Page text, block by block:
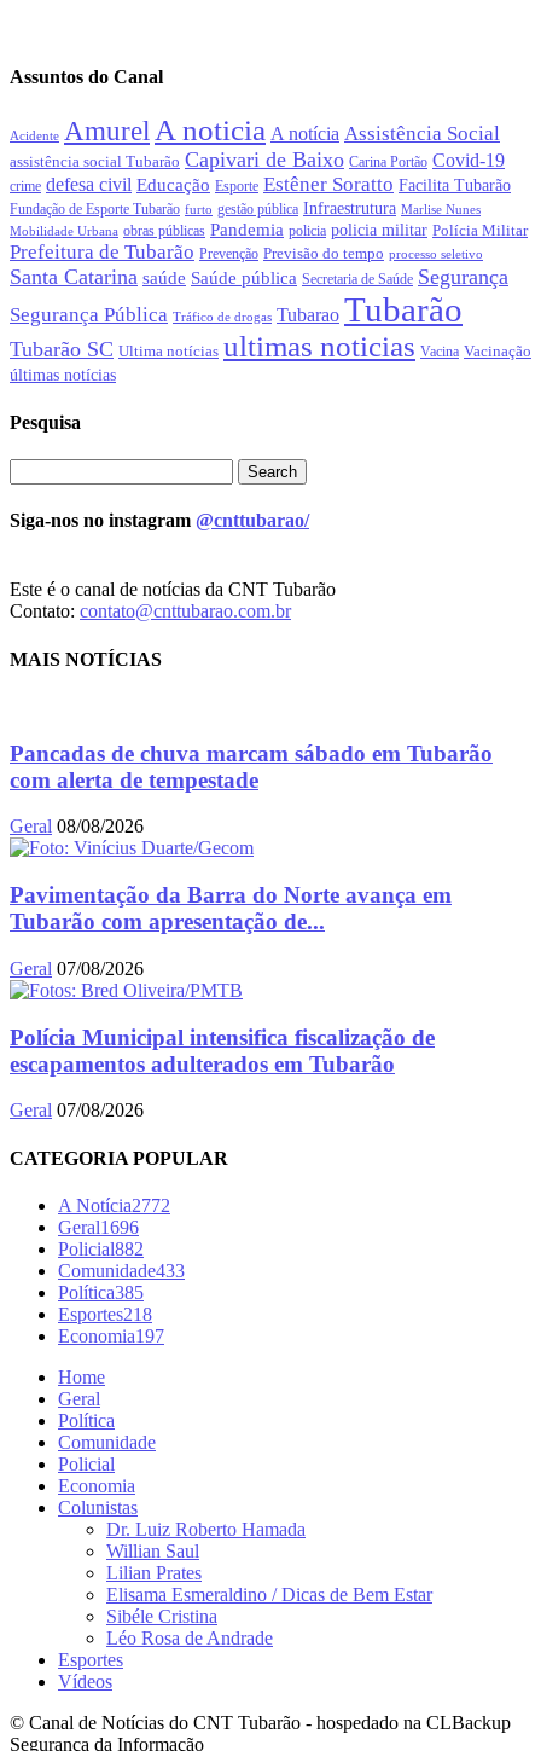
Assuntos do Canal
Acidente Amurel A noticia A notícia Assistência Social
assistência social Tubarão Capivari de Baixo Carina Portão Covid-19
crime defesa civil Educação Esporte Estêner Soratto Facilita Tubarão
Fundação de Esporte Tubarão furto gestão pública Infraestrutura Marlise Nunes
Mobilidade Urbana obras públicas Pandemia policia policia militar Polícia Militar
Prefeitura de Tubarão Prevenção Previsão do tempo processo seletivo
Santa Catarina saúde Saúde pública Secretaria de Saúde Segurança
Segurança Pública Tráfico de drogas Tubarao Tubarão
Tubarão SC Ultima notícias ultimas noticias Vacina Vacinação
últimas notícias
Pesquisa
Siga-nos no instagram @cnttubarao/
Este é o canal de notícias da CNT Tubarão
Contato: contato@cnttubarao.com.br
MAIS NOTÍCIAS
Pancadas de chuva marcam sábado em Tubarão
com alerta de tempestade
Geral 08/08/2026
Pavimentação da Barra do Norte avança em
Tubarão com apresentação de...
Geral 07/08/2026
Polícia Municipal intensifica fiscalização de
escapamentos adulterados em Tubarão
Geral 07/08/2026
CATEGORIA POPULAR
A Notícia2772
Geral1696
Policial882
Comunidade433
Política385
Esportes218
Economia197
Home
Geral
Política
Comunidade
Policial
Economia
Colunistas
Dr. Luiz Roberto Hamada
Willian Saul
Lilian Prates
Elisama Esmeraldino / Dicas de Bem Estar
Sibéle Cristina
Léo Rosa de Andrade
Esportes
Vídeos
© Canal de Notícias do CNT Tubarão - hospedado na CLBackup
Segurança da Informação